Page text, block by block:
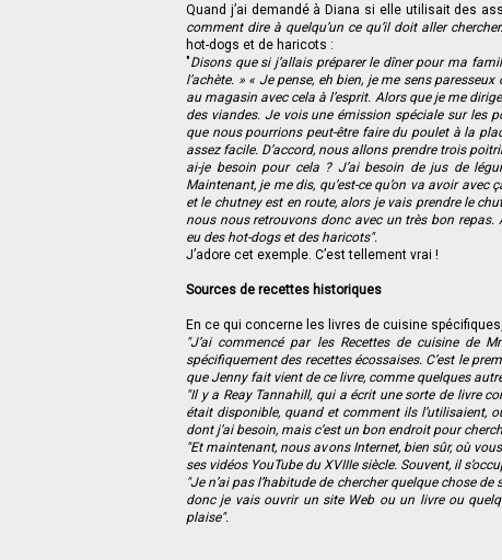
Quand j’ai demandé à Diana si elle utilisait des
comment dire à quelqu’un ce qu’il doit aller
hot-dogs et de haricots :
"Disons que si j’allais préparer le dîner pour ma
l’achète. » « Je pense, eh bien, je me sens
au magasin avec cela à l’esprit. Alors que je me
des viandes. Je vois une émission spéciale sur les
que nous pourrions peut-être faire du poulet à la
assez facile. D’accord, nous allons prendre trois
ai-je besoin pour cela ? J’ai besoin de jus de
Maintenant, je me dis, qu’est-ce qu’on va avoir avec
et le chutney est en route, alors je vais prendre le
nous nous retrouvons donc avec un très bon repas.
eu des hot-dogs et des haricots".
J’adore cet exemple. C’est tellement vrai !
Sources de recettes historiques
En ce qui concerne les livres de cuisine
"J’ai commencé par les Recettes de cuisine de
spécifiquement des recettes écossaises. C’est le
que Jenny fait vient de ce livre, comme quelques
"Il y a Reay Tannahill, qui a écrit une sorte de livre
était disponible, quand et comment ils l’utilisaient,
dont j’ai besoin, mais c’est un bon endroit pour
"Et maintenant, nous avons Internet, bien sûr, où
ses vidéos YouTube du XVIIIe siècle. Souvent, il
"Je n’ai pas l’habitude de chercher quelque chose
donc je vais ouvrir un site Web ou un livre ou
plaise".